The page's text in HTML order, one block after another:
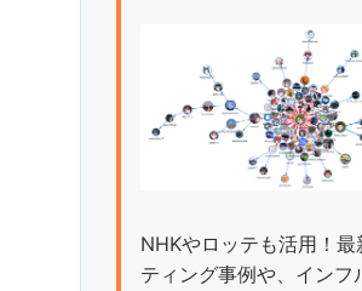
NHKやロッテも活用！最
ティング事例や、インフ